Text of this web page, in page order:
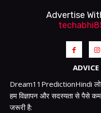
Advertise
Dream11PredictionHindi
हम विज्ञापन और सदस्यता से पैसे
जरूरी है: